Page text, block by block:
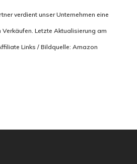
verdient unser Unternehmen eine
Letzte Aktualisierung am
Links / Bildquelle: Amazon